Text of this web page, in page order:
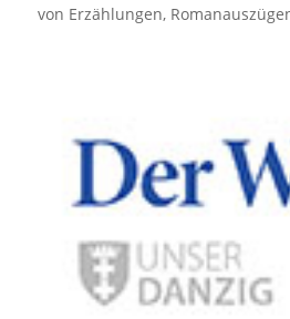
von Erzäh­lungen,